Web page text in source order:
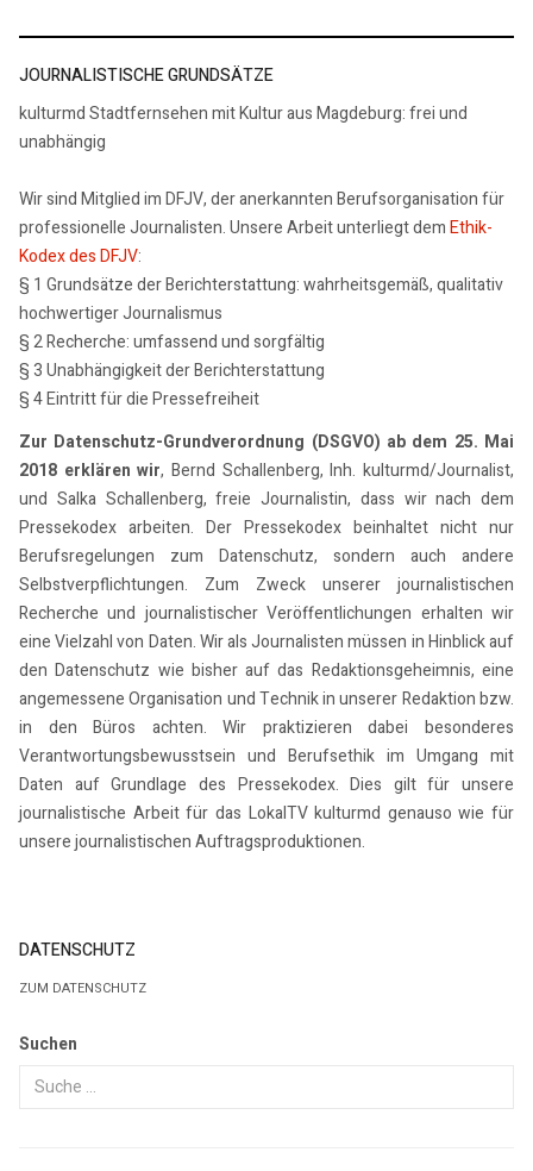
JOURNALISTISCHE GRUNDSÄTZE
kulturmd Stadtfernsehen mit Kultur aus Magdeburg: frei und
unabhängig
Wir sind Mitglied im DFJV, der anerkannten Berufsorganisation für
professionelle Journalisten. Unsere Arbeit unterliegt demEthik-
Kodex des DFJV:
§ 1 Grundsätze der Berichterstattung: wahrheitsgemäß, qualitativ
hochwertiger Journalismus
§ 2 Recherche: umfassend und sorgfältig
§ 3 Unabhängigkeit der Berichterstattung
§ 4 Eintritt für die Pressefreiheit
Zur Datenschutz-Grundverordnung (DSGVO) ab dem 25. Mai
2018 erklären wir, Bernd Schallenberg, Inh. kulturmd/Journalist,
und Salka Schallenberg, freie Journalistin, dass wir nach dem
Pressekodex arbeiten. Der Pressekodex beinhaltet nicht nur
Berufsregelungen zum Datenschutz, sondern auch andere
Selbstverpflichtungen. Zum Zweck unserer journalistischen
Recherche und journalistischer Veröffentlichungen erhalten wir
eine Vielzahl von Daten. Wir als Journalisten müssen in Hinblick auf
den Datenschutz wie bisher auf das Redaktionsgeheimnis, eine
angemessene Organisation und Technik in unserer Redaktion bzw.
in den Büros achten. Wir praktizieren dabei besonderes
Verantwortungsbewusstsein und Berufsethik im Umgang mit
Daten auf Grundlage des Pressekodex. Dies gilt für unsere
journalistische Arbeit für das LokalTV kulturmd genauso wie für
unsere journalistischen Auftragsproduktionen.
DATENSCHUTZ
ZUM DATENSCHUTZ
Suchen